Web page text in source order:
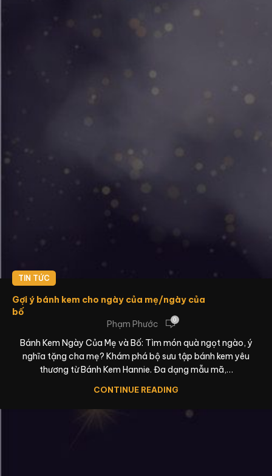
TIN TỨC
Gợi ý bánh kem cho ngày của mẹ/ngày của
bố
Phạm Phước
0
Bánh Kem Ngày Của Mẹ và Bố: Tìm món quà ngọt ngào, ý
nghĩa tặng cha mẹ? Khám phá bộ sưu tập bánh kem yêu
thương từ Bánh Kem Hannie. Đa dạng mẫu mã,…
CONTINUE READING